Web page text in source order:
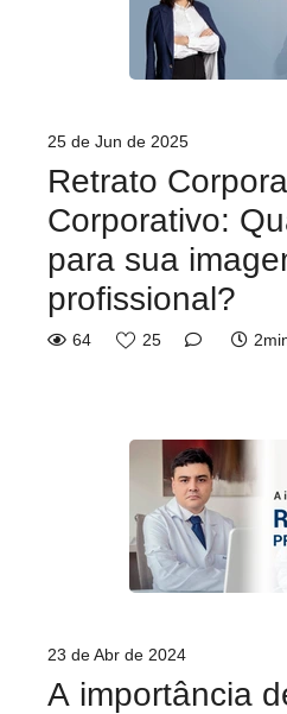
25 de Jun de 2025
Retrato
Corporativo:
para sua
profissional?
64 25
23 de Abr de 2024
A importância